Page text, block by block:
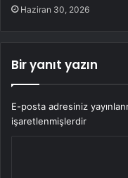
Haziran 30, 2026
Bir yanıt yazın
E-posta adresiniz
işaretlenmişlerdir